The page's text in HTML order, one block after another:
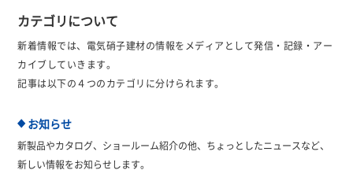
カテゴリについて
新着情報では、電気硝子建材の情報をメディアとして発信・記録・アー
カイブしていきます。
記事は以下の４つのカテゴリに分けられます。
◆お知らせ
新製品やカタログ、ショールーム紹介の他、ちょっとしたニュースなど、
新しい情報をお知らせします。